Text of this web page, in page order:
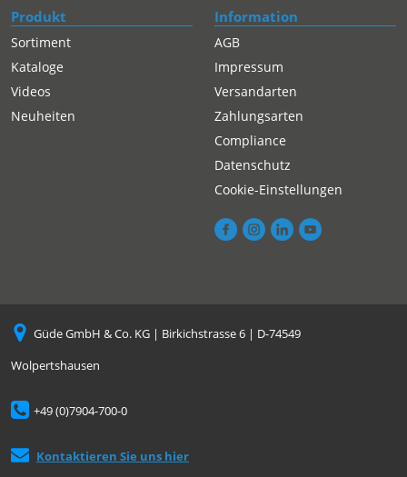
Produkt
Sortiment
Kataloge
Videos
Neuheiten
Information
AGB
Impressum
Versandarten
Zahlungsarten
Compliance
Datenschutz
Cookie-Einstellungen
Güde GmbH & Co. KG | Birkichstrasse 6 | D-74549
Wolpertshausen
+49 (0)7904-700-0
Kontaktieren Sie uns hier